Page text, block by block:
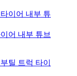
어 내부 튜브